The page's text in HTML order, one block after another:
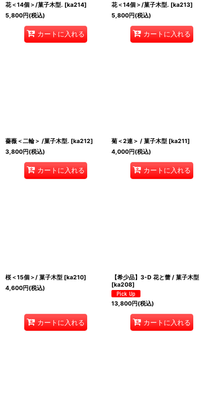
花＜14個＞/菓子木型. [ka214]
5,800円(税込)
カートに入れる
花＜14個＞/菓子木型. [ka213]
5,800円(税込)
カートに入れる
薔薇＜二輪＞ /菓子木型. [ka212]
3,800円(税込)
カートに入れる
菊＜2連＞ / 菓子木型 [ka211]
4,000円(税込)
カートに入れる
桜＜15個＞/ 菓子木型 [ka210]
4,600円(税込)
カートに入れる
【希少品】3-D 花と蕾 / 菓子木型
[ka208]
13,800円(税込)
カートに入れる